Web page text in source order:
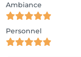
Ambiance
Personnel